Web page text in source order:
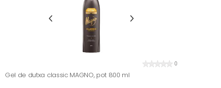
0
Gel de dutxa classic MAGNO, pot 800 ml